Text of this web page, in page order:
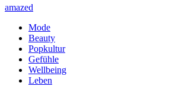
amazed
Mode
Beauty
Popkultur
Gefühle
Wellbeing
Leben